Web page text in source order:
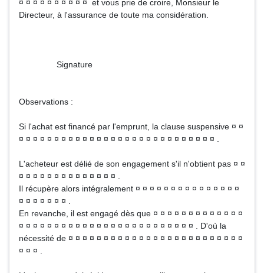
¤ ¤ ¤ ¤ ¤ ¤ ¤ ¤ ¤ ¤ et vous prie de croire, Monsieur le
Directeur, à l'assurance de toute ma considération.
Signature
Observations :
Si l'achat est financé par l'emprunt, la clause suspensive ¤ ¤
¤ ¤ ¤ ¤ ¤ ¤ ¤ ¤ ¤ ¤ ¤ ¤ ¤ ¤ ¤ ¤ ¤ ¤ ¤ ¤ ¤ ¤ ¤ ¤ ¤ ¤ ¤ ¤ .
L'acheteur est délié de son engagement s'il n'obtient pas ¤ ¤
¤ ¤ ¤ ¤ ¤ ¤ ¤ ¤ ¤ ¤ ¤ ¤ ¤ ¤ .
Il récupère alors intégralement ¤ ¤ ¤ ¤ ¤ ¤ ¤ ¤ ¤ ¤ ¤ ¤ ¤ ¤ ¤
¤ ¤ ¤ ¤ ¤ ¤ ¤ .
En revanche, il est engagé dès que ¤ ¤ ¤ ¤ ¤ ¤ ¤ ¤ ¤ ¤ ¤ ¤ ¤
¤ ¤ ¤ ¤ ¤ ¤ ¤ ¤ ¤ ¤ ¤ ¤ ¤ ¤ ¤ ¤ ¤ ¤ ¤ ¤ ¤ ¤ ¤ ¤ ¤ . D'où la
nécessité de ¤ ¤ ¤ ¤ ¤ ¤ ¤ ¤ ¤ ¤ ¤ ¤ ¤ ¤ ¤ ¤ ¤ ¤ ¤ ¤ ¤ ¤ ¤ ¤ ¤
¤ ¤ ¤ .